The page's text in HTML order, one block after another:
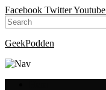
Facebook TwitterYoutube
GeekPodden